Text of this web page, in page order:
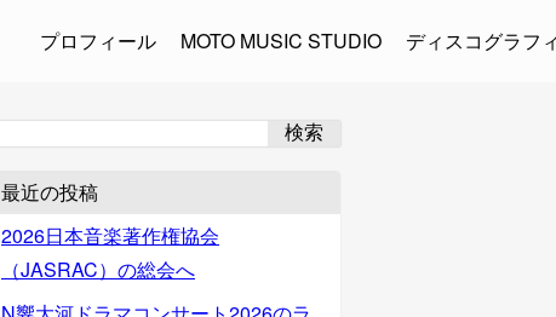
プロフィール MOTO MUSIC STUDIO ディスコグラフィ
検索
最近の投稿
2026日本音楽著作権協会
（JASRAC）の総会へ